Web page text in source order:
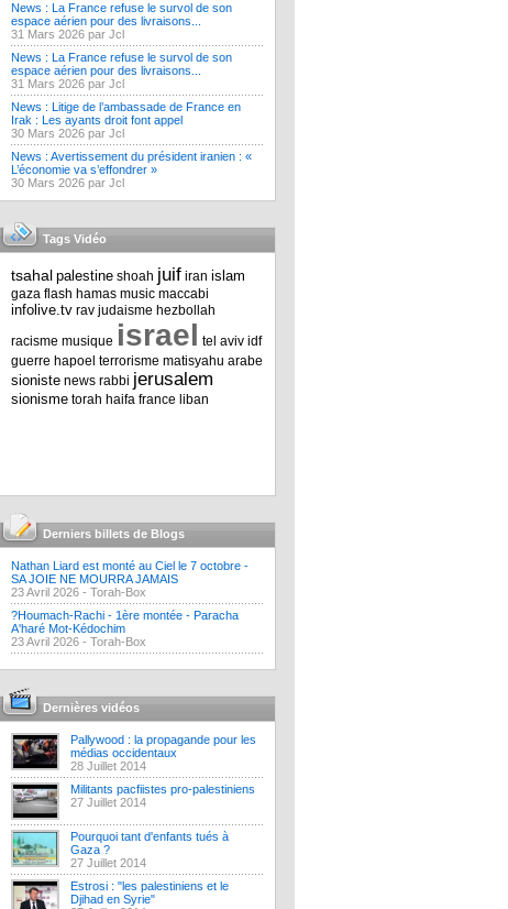
News : La France refuse le survol de son
espace aérien pour des livraisons...
31 Mars 2026 par Jcl
News : La France refuse le survol de son
espace aérien pour des livraisons...
31 Mars 2026 par Jcl
News : Litige de l’ambassade de France en
Irak : Les ayants droit font appel
30 Mars 2026 par Jcl
News : Avertissement du président iranien : «
L’économie va s’effondrer »
30 Mars 2026 par Jcl
Tags Vidéo
tsahal palestine shoah juif iran islam
gaza flash hamas music maccabi
infolive.tv rav judaisme hezbollah
racisme musique israel tel aviv idf
guerre hapoel terrorisme matisyahu arabe
sioniste news rabbi jerusalem
sionisme torah haifa france liban
Derniers billets de Blogs
Nathan Liard est monté au Ciel le 7 octobre -
SA JOIE NE MOURRA JAMAIS
23 Avril 2026 - Torah-Box
?Houmach-Rachi - 1ère montée - Paracha
A'haré Mot-Kédochim
23 Avril 2026 - Torah-Box
Dernières vidéos
Pallywood : la propagande pour les
médias occidentaux
28 Juillet 2014
Militants pacfiistes pro-palestiniens
27 Juillet 2014
Pourquoi tant d'enfants tués à
Gaza ?
27 Juillet 2014
Estrosi : "les palestiniens et le
Djihad en Syrie"